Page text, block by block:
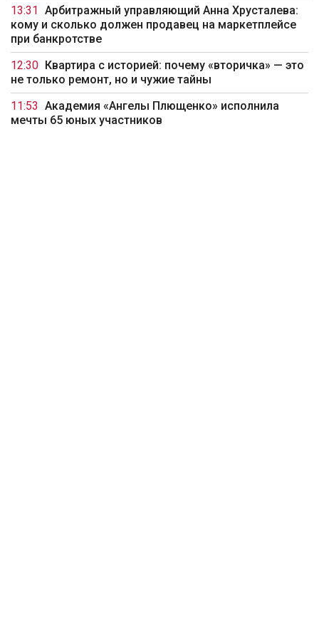
13:31
Арбитражный управляющий Анна Хрусталева:
кому и сколько должен продавец на маркетплейсе
при банкротстве
12:30
Квартира с историей: почему «вторичка» — это
не только ремонт, но и чужие тайны
11:53 Академия «Ангелы Плющенко» исполнила
мечты 65 юных участников